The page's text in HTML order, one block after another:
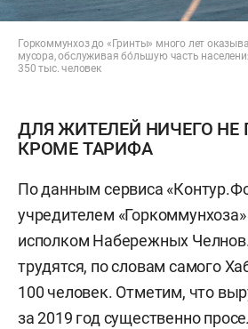
Горкоммунхоз до «Гринты» много лет
мусора, обслуживая бо́льшую часть
350 тыс. человек
ДЛЯ ЖИТЕЛЕЙ НИЧЕГО НЕ
КРОМЕ ТАРИФА
По данным сервиса
учредителем «Горкоммунхоза»
исполком Набережных
трудятся, по словам самого
100 человек. Отметим, что
за 2019 год существенно